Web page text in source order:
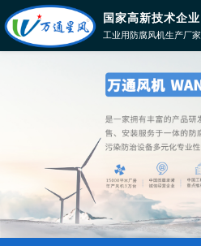
国家高新技术企业
工业用防腐风机生产厂家